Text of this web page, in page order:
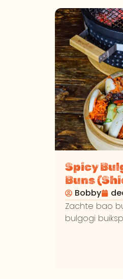
Spicy
Buns
Bobby
Zachte bao
bulgogi